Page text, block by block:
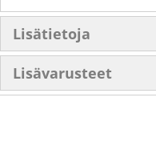
Lisätietoja
Lisävarusteet